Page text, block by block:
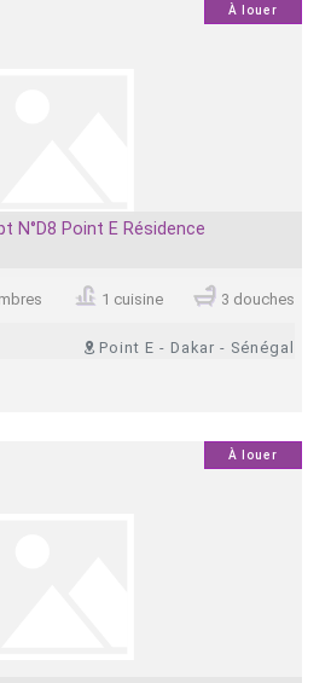
À louer
N°D8 Point E Résidence
0
1 cuisine 3 douches
Point E - Dakar - Sénégal
À louer0